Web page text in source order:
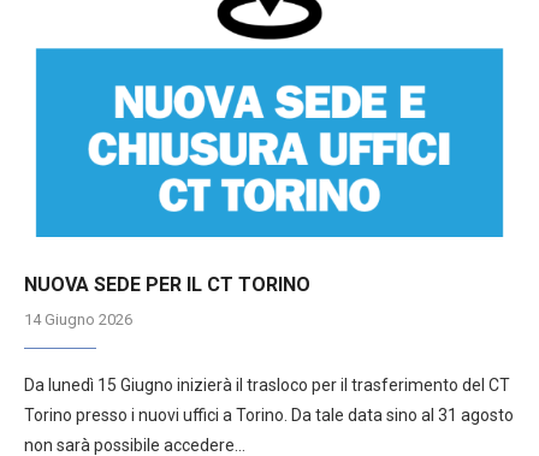
NUOVA SEDE PER IL CT TORINO
14 Giugno 2026
Da lunedì 15 Giugno inizierà il trasloco per il trasferimento del CT
Torino presso i nuovi uffici a Torino. Da tale data sino al 31 agosto
non sarà possibile accedere…